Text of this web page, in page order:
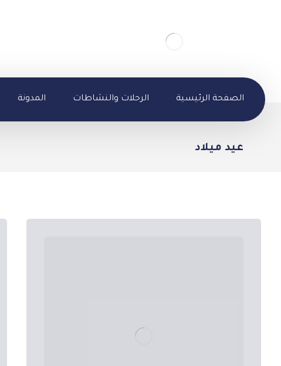
الصفحة الرئيسية الرحلات والنشاطات المدونة
عيد ميلاد